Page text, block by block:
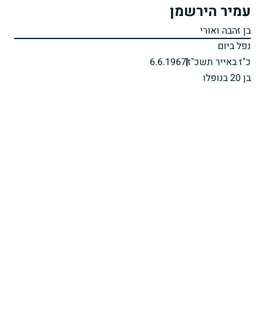
עמיר הירשמן
בן זהבה ואורי
נפל ביום
כ"ז באייר תשכ"ז6.6.1967
בן 20 בנופלו